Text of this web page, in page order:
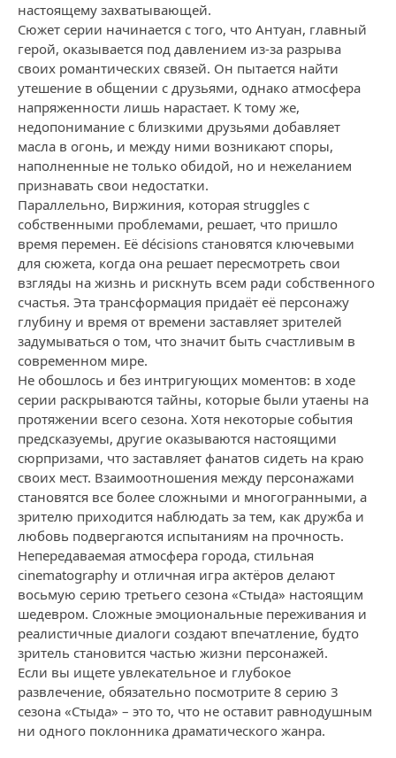
настоящему захватывающей.
Сюжет серии начинается с того, что Антуан, главный
герой, оказывается под давлением из-за разрыва
своих романтических связей. Он пытается найти
утешение в общении с друзьями, однако атмосфера
напряженности лишь нарастает. К тому же,
недопонимание с близкими друзьями добавляет
масла в огонь, и между ними возникают споры,
наполненные не только обидой, но и нежеланием
признавать свои недостатки.
Параллельно, Виржиния, которая struggles с
собственными проблемами, решает, что пришло
время перемен. Её décisions становятся ключевыми
для сюжета, когда она решает пересмотреть свои
взгляды на жизнь и рискнуть всем ради собственного
счастья. Эта трансформация придаёт её персонажу
глубину и время от времени заставляет зрителей
задумываться о том, что значит быть счастливым в
современном мире.
Не обошлось и без интригующих моментов: в ходе
серии раскрываются тайны, которые были утаены на
протяжении всего сезона. Хотя некоторые события
предсказуемы, другие оказываются настоящими
сюрпризами, что заставляет фанатов сидеть на краю
своих мест. Взаимоотношения между персонажами
становятся все более сложными и многогранными, а
зрителю приходится наблюдать за тем, как дружба и
любовь подвергаются испытаниям на прочность.
Непередаваемая атмосфера города, стильная
cinematography и отличная игра актёров делают
восьмую серию третьего сезона «Стыда» настоящим
шедевром. Сложные эмоциональные переживания и
реалистичные диалоги создают впечатление, будто
зритель становится частью жизни персонажей.
Если вы ищете увлекательное и глубокое
развлечение, обязательно посмотрите 8 серию 3
сезона «Стыда» – это то, что не оставит равнодушным
ни одного поклонника драматического жанра.